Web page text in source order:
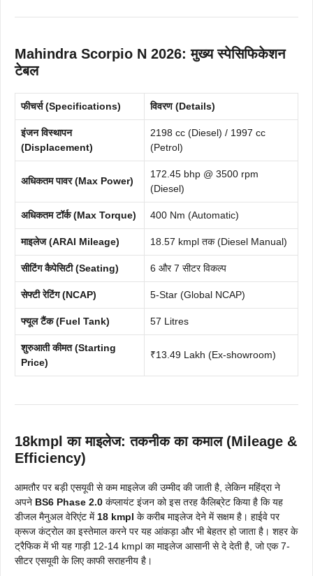
Mahindra Scorpio N 2026: मुख्य स्पेसिफिकेशन
टेबल
फीचर्स (Specifications) विवरण (Details)
इंजन विस्थापन
(Displacement)
2198 cc (Diesel) / 1997 cc
(Petrol)
अधिकतम पावर (Max Power)
172.45 bhp @ 3500 rpm
(Diesel)
अधिकतम टॉर्क (Max Torque) 400 Nm (Automatic)
माइलेज (ARAI Mileage) 18.57 kmpl तक (Diesel Manual)
सीटिंग कैपेसिटी (Seating) 6 और 7 सीटर विकल्प
सेफ्टी रेटिंग (NCAP) 5-Star (Global NCAP)
फ्यूल टैंक (Fuel Tank) 57 Litres
शुरुआती कीमत (Starting
Price)
₹13.49 Lakh (Ex-showroom)
18kmpl का माइलेज: तकनीक का कमाल (Mileage &
Efficiency)
आमतौर पर बड़ी एसयूवी से कम माइलेज की उम्मीद की जाती है, लेकिन महिंद्रा ने
अपने BS6 Phase 2.0 कंप्लायंट इंजन को इस तरह कैलिब्रेट किया है कि यह
डीजल मैनुअल वेरिएंट में18 kmpl के करीब माइलेज देने में सक्षम है। हाईवे पर
क्रूज कंट्रोल का इस्तेमाल करने पर यह आंकड़ा और भी बेहतर हो जाता है। शहर के
ट्रैफिक में भी यह गाड़ी 12-14 kmpl का माइलेज आसानी से दे देती है, जो एक 7-
सीटर एसयूवी के लिए काफी सराहनीय है।